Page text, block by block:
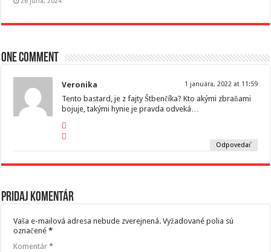
One comment
Veronika 1 januára, 2022 at 11:59
Tento bastard, je z fajty Štbenčíka? Kto akými zbraňami
bojuje, takými hynie je pravda odveká…
Odpovedať
Pridaj komentár
Vaša e-mailová adresa nebude zverejnená. Vyžadované polia sú
označené*
Komentár*